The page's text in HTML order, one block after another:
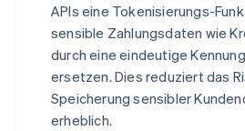
APIs eine Tokenisierungs-
sensible Zahlungsdaten wie
durch eine eindeutige
ersetzen. Dies reduziert das
Speicherung sensibler
erheblich.